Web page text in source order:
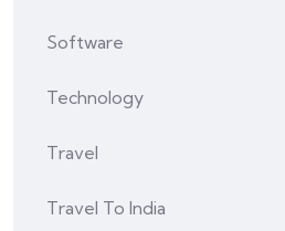
Software
Technology
Travel
Travel To India